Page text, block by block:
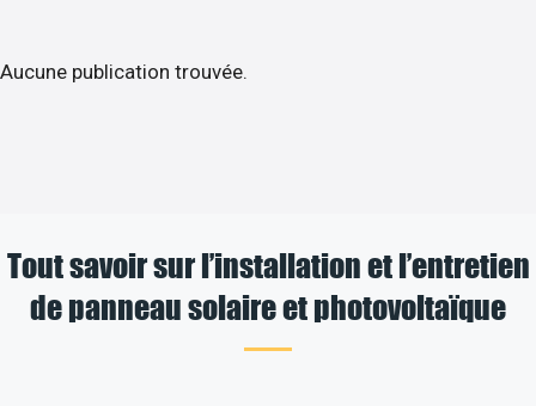
Aucune publication trouvée.
Tout savoir sur l’installation et l’entretien
de panneau solaire et photovoltaïque